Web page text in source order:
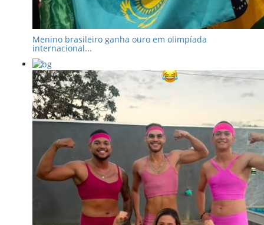
Menino brasileiro ganha ouro em olimpíada
internacional...